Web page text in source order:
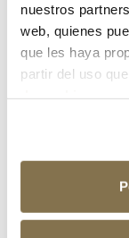
nuestros
web, quienes
que les haya
partir del uso
¿Has olvidado tu